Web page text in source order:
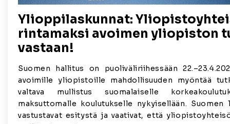
Ylioppilaskunnat:
rintamaksi avoimen yliopiston
vastaan!
Suomen hallitus on puoliväliriihessään
avoimille yliopistoille mahdollisuuden myöntää
valtava mullistus suomalaiselle
maksuttomalle koulutukselle nykyisellään. Suomen
vastustavat esitystä ja vaativat, että